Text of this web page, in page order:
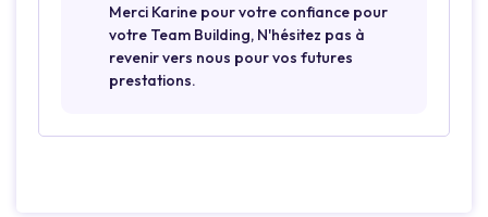
Merci Karine pour votre confiance pour
votre Team Building, N'hésitez pas à
revenir vers nous pour vos futures
prestations.